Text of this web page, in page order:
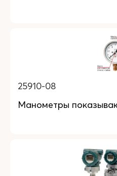
25910-08
Манометры